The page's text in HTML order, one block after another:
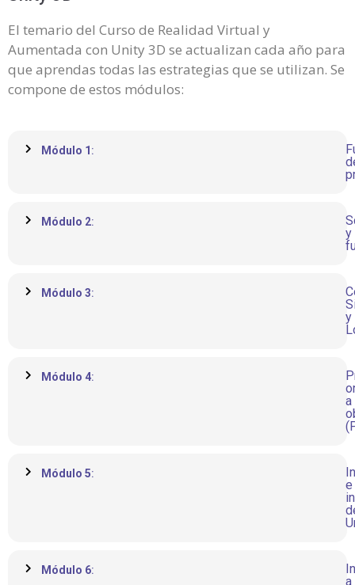
El temario del Curso de Realidad Virtual y
Aumentada con Unity 3D se actualizan cada año para
que aprendas todas las estrategias que se utilizan. Se
compone de estos módulos:
Módulo 1 :
Módulo 2:
y
Módulo 3:
y
Módulo 4:
a
Módulo 5:
e
Módulo 6:
a